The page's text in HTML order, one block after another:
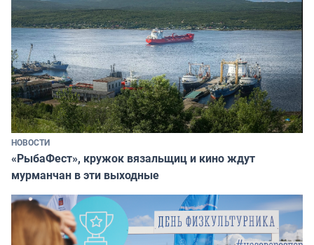
НОВОСТИ
«РыбаФест», кружок вязальщиц и кино ждут
мурманчан в эти выходные